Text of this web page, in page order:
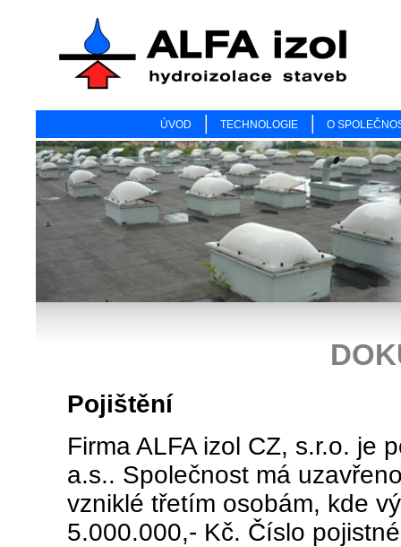
Pojištění
Firma ALFA izol CZ, s.r.o. je
a.s.. Společnost má
vzniklé třetím osobám, kde
5.000.000,- Kč. Číslo
ÚVOD TECHNOLOGIE O